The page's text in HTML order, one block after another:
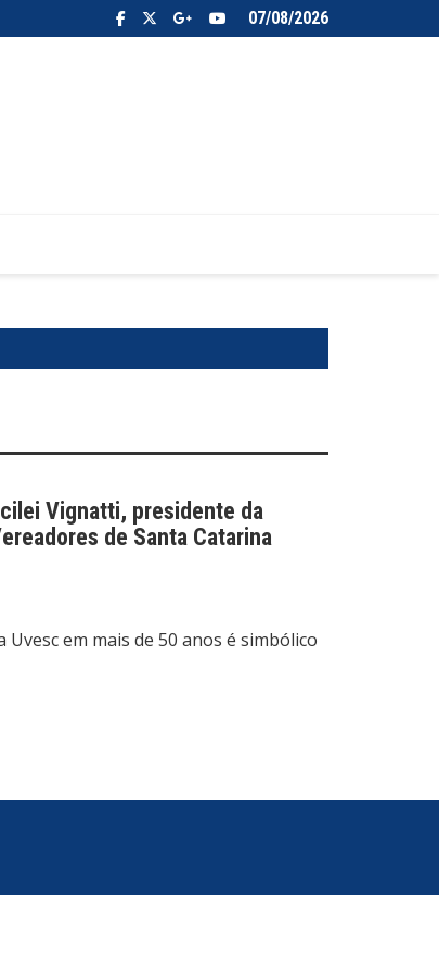
07/08/2026
Vignatti, presidente da
de Santa Catarina
em mais de 50 anos é simbólico